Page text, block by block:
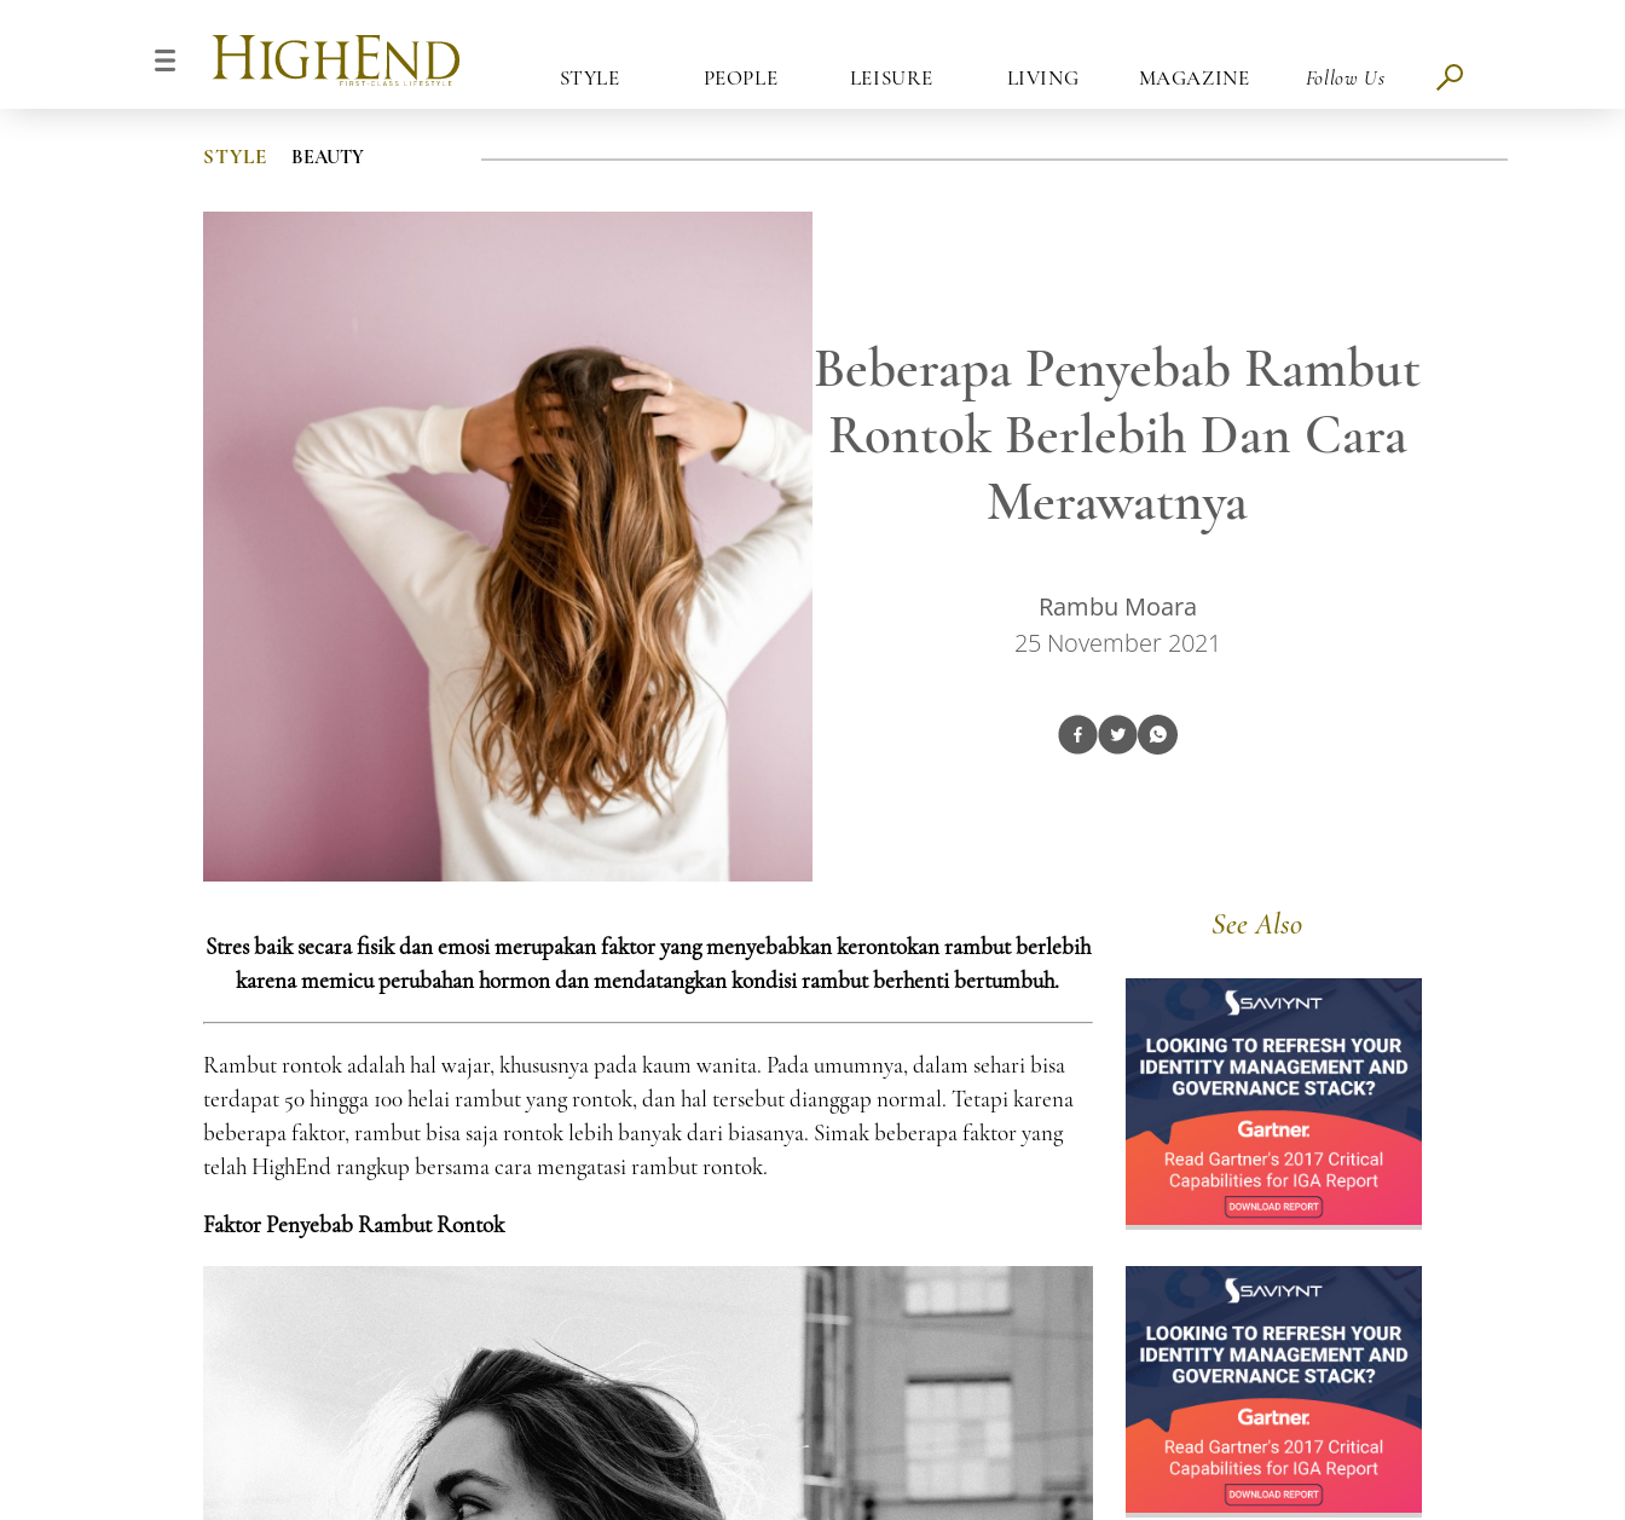
STYLE PEOPLE LEISURE LIVING MAGAZINE Follow Us
STYLE BEAUTY
Beberapa Penyebab Rambut
Rontok Berlebih Dan Cara
Merawatnya
Rambu Moara
25 November 2021
Stres baik secara fisik dan emosi merupakan faktor yang menyebabkan kerontokan rambut berlebih
karena memicu perubahan hormon dan mendatangkan kondisi rambut berhenti bertumbuh.
Rambut rontok adalah hal wajar, khususnya pada kaum wanita. Pada umumnya, dalam sehari bisa
terdapat 50 hingga 100 helai rambut yang rontok, dan hal tersebut dianggap normal. Tetapi karena
beberapa faktor, rambut bisa saja rontok lebih banyak dari biasanya. Simak beberapa faktor yang
telah HighEnd rangkup bersama cara mengatasi rambut rontok.
Faktor Penyebab Rambut Rontok
See Also